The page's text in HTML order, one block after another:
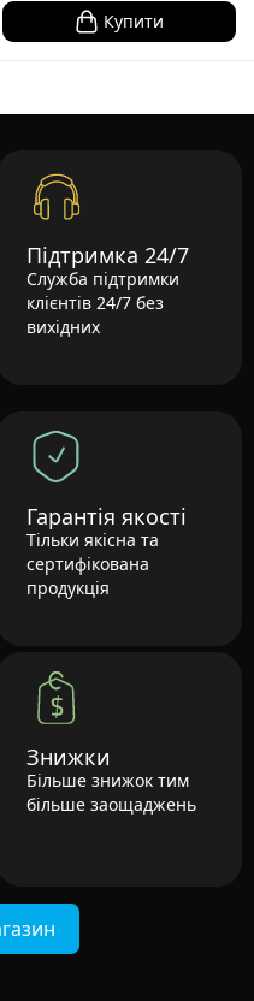
Купити
Підтримка 24/7
Служба підтримки
клієнтів 24/7 без
вихідних
Гарантія якості
Тільки якісна та
сертифікована
продукція
Знижки
Більше знижок тим
більше заощаджень